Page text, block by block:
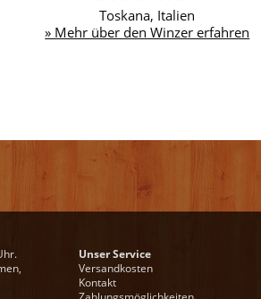
Toskana, Italien
» Mehr über den Winzer erfahren
Unser Service
Versandkosten
Kontakt